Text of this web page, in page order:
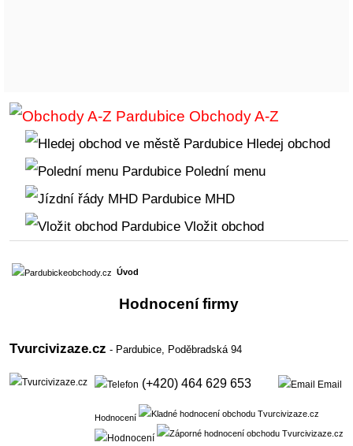
Obchody A-Z
Hledej obchod
Polední menu
MHD
Vložit obchod
Úvod
Hodnocení firmy
Tvurcivizaze.cz - Pardubice, Poděbradská 94
(+420) 464 629 653 Email
Hodnocení